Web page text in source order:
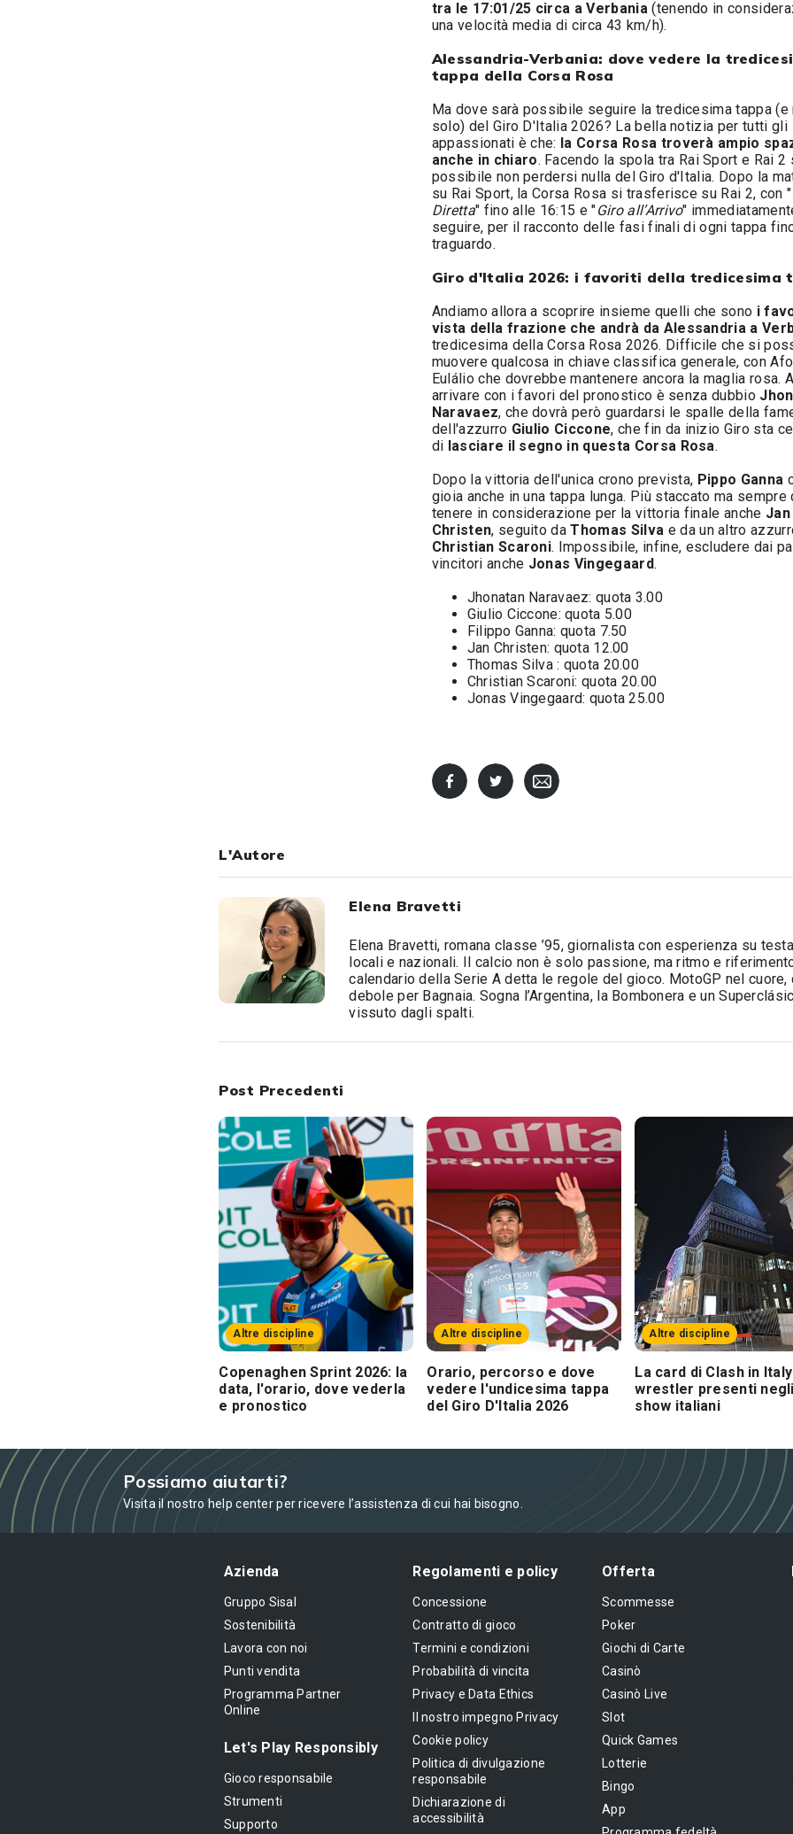
tra le 17:01/25 circa a Verbania(tenendo in
una velocità media di circa 43 km/h).
Alessandria-Verbania: dove vedere la
tappa della Corsa Rosa
Ma dove sarà possibile seguire la tredicesima tappa (e
solo) del Giro D'Italia 2026? La bella notizia per tutti gli
appassionati è che: la Corsa Rosa troverà ampio
anche in chiaro. Facendo la spola tra Rai Sport e Rai 2
possibile non perdersi nulla del Giro d'Italia. Dopo la
su Rai Sport, la Corsa Rosa si trasferisce su Rai 2, con "
Diretta" fino alle 16:15 e "Giro all’Arrivo"
seguire, per il racconto delle fasi finali di ogni tappa
traguardo.
Giro d'Italia 2026: i favoriti della tredicesima
Andiamo allora a scoprire insieme quelli che sono i
vista della frazione che andrà da Alessandria a
tredicesima della Corsa Rosa 2026. Difficile che si
muovere qualcosa in chiave classifica generale, con
Eulálio che dovrebbe mantenere ancora la maglia rosa.
arrivare con i favori del pronostico è senza dubbio
Naravaez, che dovrà però guardarsi le spalle della
dell'azzurro Giulio Ciccone, che fin da inizio Giro sta
di lasciare il segno in questa Corsa Rosa.
Dopo la vittoria dell'unica crono prevista, Pippo Ganna
gioia anche in una tappa lunga. Più staccato ma sempre
tenere in considerazione per la vittoria finale anche Jan
Christen, seguito daThomas Silva e da un altro
Christian Scaroni. Impossibile, infine, escludere dai
vincitori anche Jonas Vingegaard.
Jhonatan Naravaez: quota 3.00
Giulio Ciccone: quota 5.00
Filippo Ganna: quota 7.50
Jan Christen: quota 12.00
Thomas Silva : quota 20.00
Christian Scaroni: quota 20.00
Jonas Vingegaard: quota 25.00
L'Autore
Elena Bravetti
Elena Bravetti, romana classe ’95, giornalista con esperienza su
locali e nazionali. Il calcio non è solo passione, ma ritmo e
calendario della Serie A detta le regole del gioco. MotoGP nel cuore,
debole per Bagnaia. Sogna l’Argentina, la Bombonera e un
vissuto dagli spalti.
Post Precedenti
Altre discipline
Copenaghen Sprint 2026: la
data, l'orario, dove vederla
e pronostico
Altre discipline
Orario, percorso e dove
vedere l'undicesima tappa
del Giro D'Italia 2026
Altre discipline
La card di Clash in
wrestler presenti negli
show italiani
Possiamo aiutarti?
Visita il nostro help center per ricevere l’assistenza di cui hai bisogno.
Azienda
Gruppo Sisal
Sostenibilità
Lavora con noi
Punti vendita
Programma Partner
Online
Let's Play Responsibly
Gioco responsabile
Strumenti
Supporto
Regolamenti e policy
Concessione
Contratto di gioco
Termini e condizioni
Probabilità di vincita
Privacy e Data Ethics
Il nostro impegno Privacy
Cookie policy
Politica di divulgazione
responsabile
Dichiarazione di
accessibilità
Offerta
Scommesse
Poker
Giochi di Carte
Casinò
Casinò Live
Slot
Quick Games
Lotterie
Bingo
App